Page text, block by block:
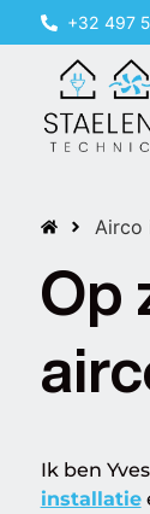
+32 497
Airco
Op
Ik ben
installatie